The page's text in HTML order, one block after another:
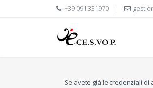
+39 091 331970
Se avete già le credenziali di